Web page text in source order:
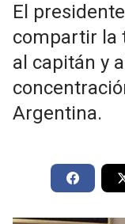
El
compartir la
al capitán y
Argentina.